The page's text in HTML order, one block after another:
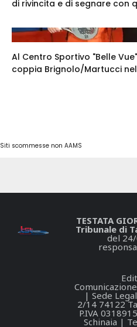
di rivincita e di segnare con
Al Centro Sportivo "Belle
coppia Brignolo/Martucci
Siti scommesse non AAMS
TESTATA
Tribunale di
del
Comunicazione
| Sede
2/14 74122
P.IVA
Schinaia |